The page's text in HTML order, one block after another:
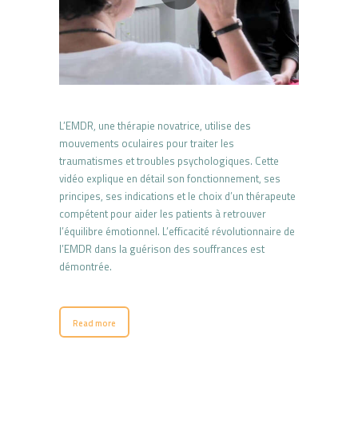
L’EMDR, une thérapie novatrice, utilise des
mouvements oculaires pour traiter les
traumatismes et troubles psychologiques. Cette
vidéo explique en détail son fonctionnement, ses
principes, ses indications et le choix d’un thérapeute
compétent pour aider les patients à retrouver
l’équilibre émotionnel. L’efficacité révolutionnaire de
l’EMDR dans la guérison des souffrances est
démontrée.
Read more